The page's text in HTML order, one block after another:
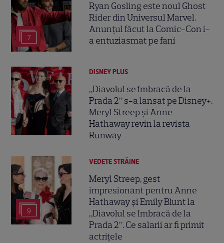
7
Ryan Gosling este noul Ghost
Rider din Universul Marvel.
Anunțul făcut la Comic-Con i-
a entuziasmat pe fani
DISNEY PLUS
„Diavolul se îmbracă de la
Prada 2” s-a lansat pe Disney+.
Meryl Streep și Anne
Hathaway revin la revista
Runway
9
VEDETE STRĂINE
Meryl Streep, gest
impresionant pentru Anne
Hathaway și Emily Blunt la
„Diavolul se îmbracă de la
Prada 2”. Ce salarii ar fi primit
actrițele